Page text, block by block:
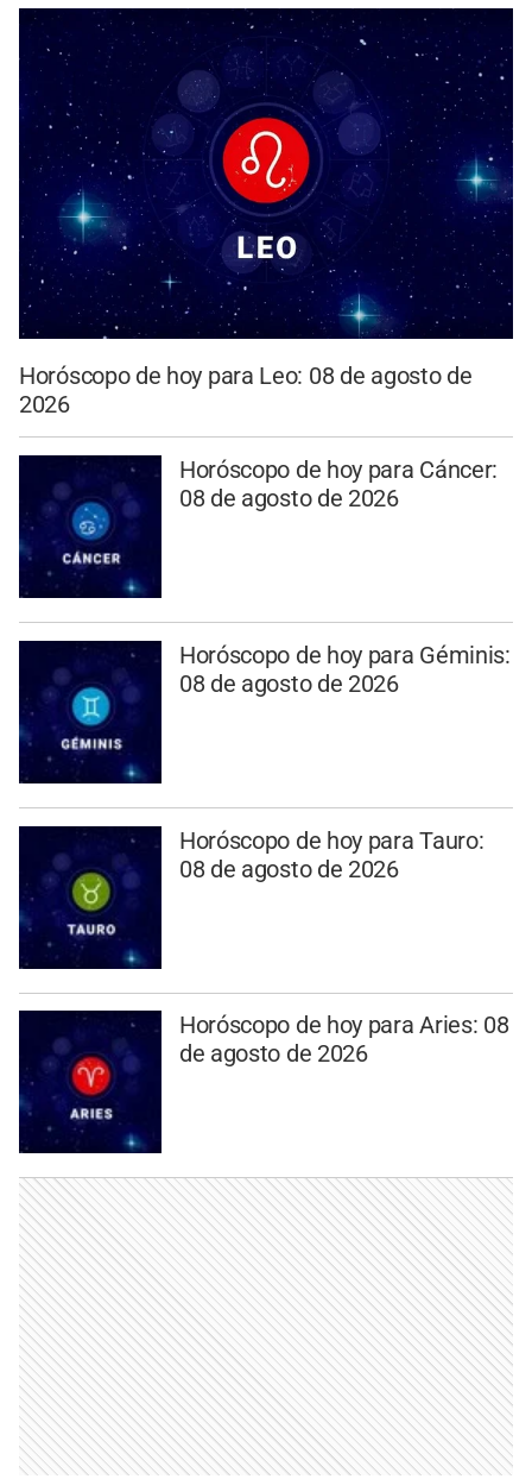
Horóscopo de hoy para Leo: 08 de agosto de
2026
Horóscopo de hoy para Cáncer:
08 de agosto de 2026
Horóscopo de hoy para Géminis:
08 de agosto de 2026
Horóscopo de hoy para Tauro:
08 de agosto de 2026
Horóscopo de hoy para Aries: 08
de agosto de 2026